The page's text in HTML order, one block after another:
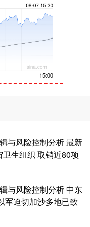
+1.35%
+0.17%
与风险控制分析 最新
生组织 取销近80项
与风险控制分析 中东
军迫切加沙多地已致